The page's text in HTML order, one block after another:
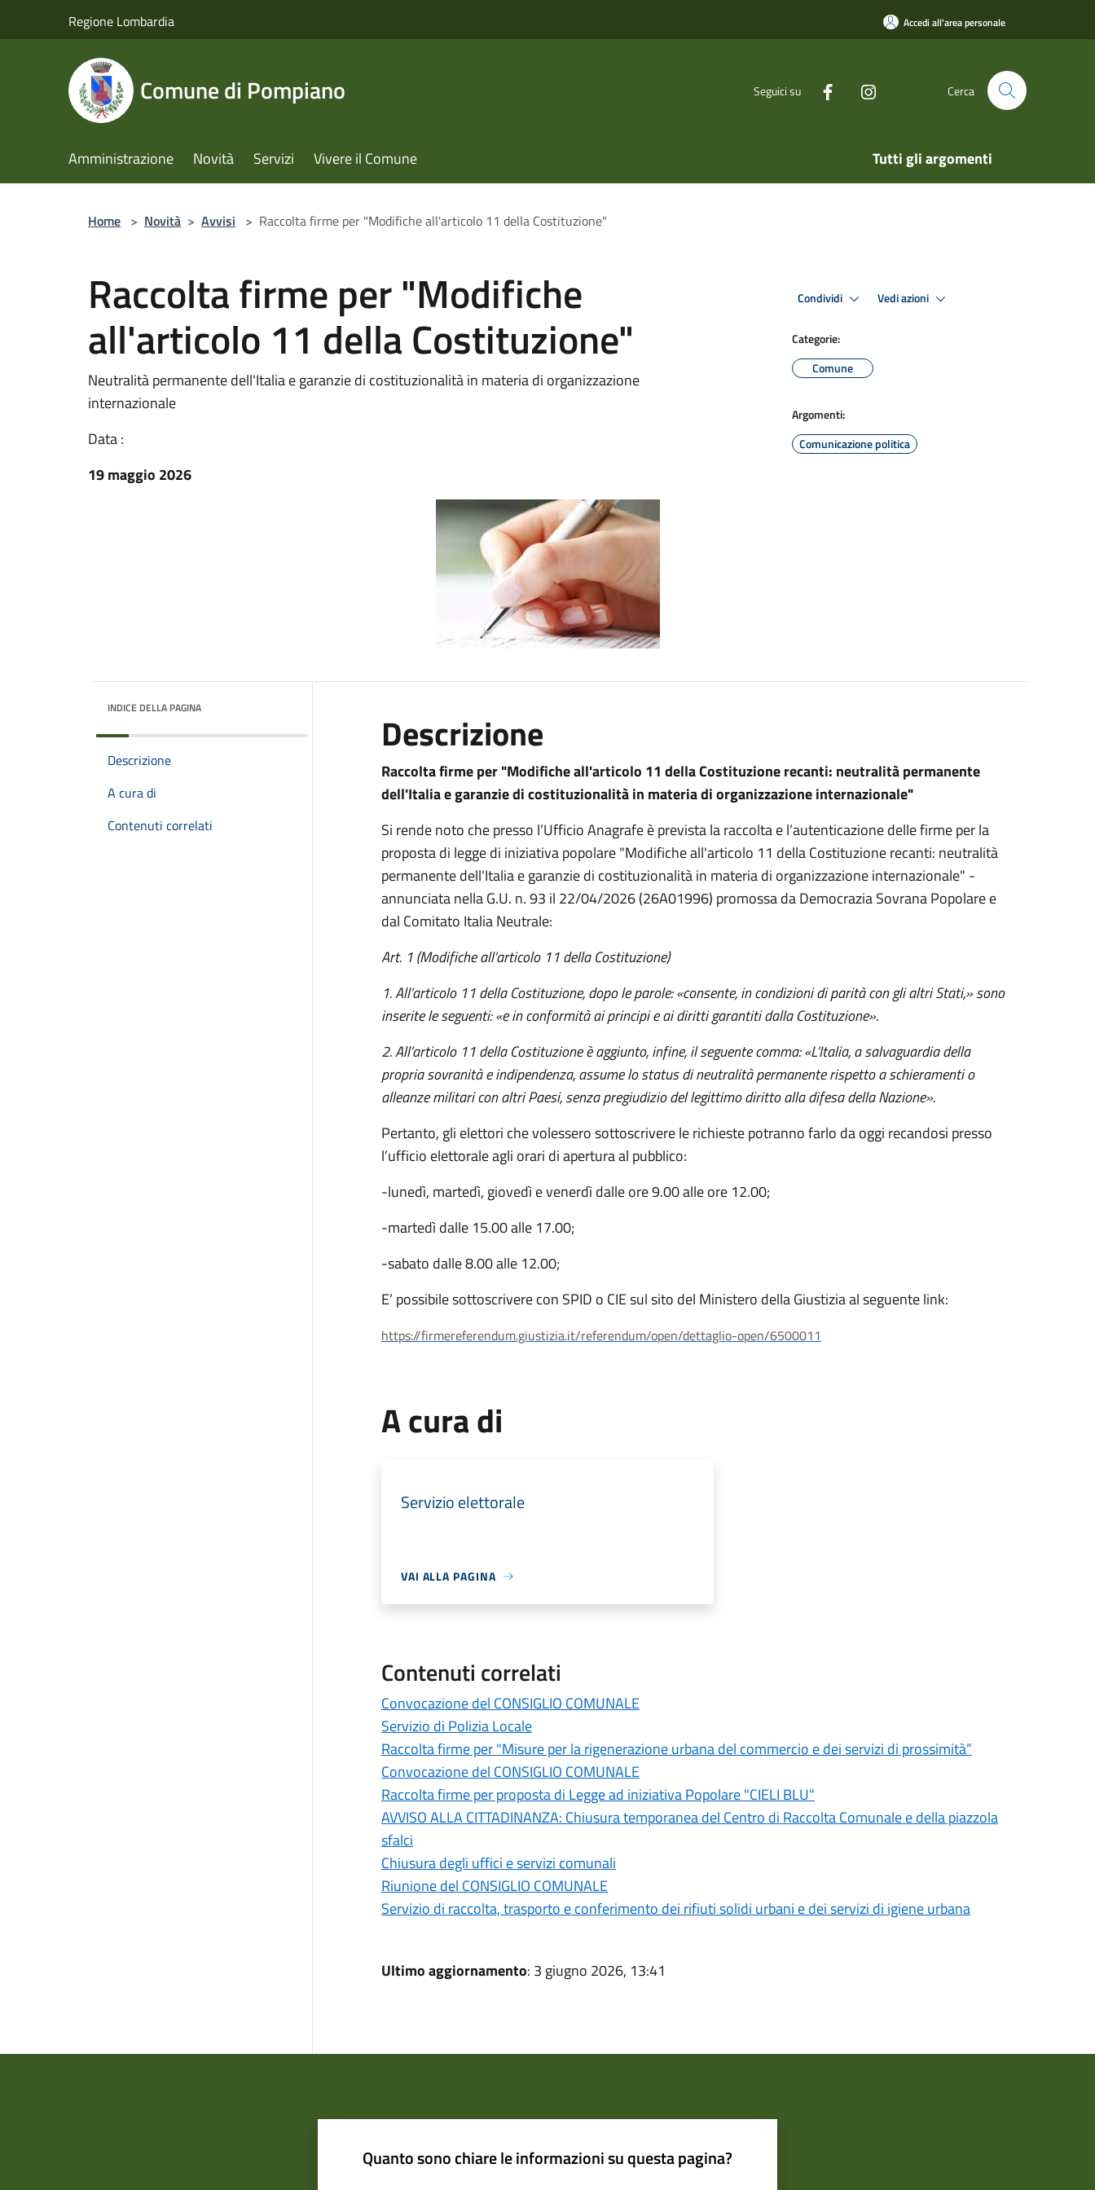
Regione Lombardia Accedi all'area personale
Comune di Pompiano Seguici su Cerca
Amministrazione Novità Servizi Vivere il Comune Tutti gli argomenti
Home > Novità > Avvisi > Raccolta firme per "Modifiche all'articolo 11 della Costituzione"
Raccolta firme per "Modifiche
all'articolo 11 della Costituzione"
Neutralità permanente dell'Italia e garanzie di costituzionalità in materia di organizzazione
internazionale
Data :
19 maggio 2026
Condividi Vedi azioni
Categorie:
Comune
Argomenti:
Comunicazione politica
INDICE DELLA PAGINA
Descrizione
A cura di
Contenuti correlati
Descrizione
Raccolta firme per "Modifiche all'articolo 11 della Costituzione recanti: neutralità permanente
dell'Italia e garanzie di costituzionalità in materia di organizzazione internazionale"
Si rende noto che presso l’Ufficio Anagrafe è prevista la raccolta e l’autenticazione delle firme per la
proposta di legge di iniziativa popolare "Modifiche all'articolo 11 della Costituzione recanti: neutralità
permanente dell'Italia e garanzie di costituzionalità in materia di organizzazione internazionale" -
annunciata nella G.U. n. 93 il 22/04/2026 (26A01996) promossa da Democrazia Sovrana Popolare e
dal Comitato Italia Neutrale:
Art. 1 (Modifiche all’articolo 11 della Costituzione)
1. All’articolo 11 della Costituzione, dopo le parole: «consente, in condizioni di parità con gli altri Stati,» sono
inserite le seguenti: «e in conformità ai principi e ai diritti garantiti dalla Costituzione».
2. All’articolo 11 della Costituzione è aggiunto, infine, il seguente comma: «L’Italia, a salvaguardia della
propria sovranità e indipendenza, assume lo status di neutralità permanente rispetto a schieramenti o
alleanze militari con altri Paesi, senza pregiudizio del legittimo diritto alla difesa della Nazione».
Pertanto, gli elettori che volessero sottoscrivere le richieste potranno farlo da oggi recandosi presso
l’ufficio elettorale agli orari di apertura al pubblico:
-lunedì, martedì, giovedì e venerdì dalle ore 9.00 alle ore 12.00;
-martedì dalle 15.00 alle 17.00;
-sabato dalle 8.00 alle 12.00;
E’ possibile sottoscrivere con SPID o CIE sul sito del Ministero della Giustizia al seguente link:
https://firmereferendum.giustizia.it/referendum/open/dettaglio-open/6500011
A cura di
Servizio elettorale
VAI ALLA PAGINA
Contenuti correlati
Convocazione del CONSIGLIO COMUNALE
Servizio di Polizia Locale
Raccolta firme per "Misure per la rigenerazione urbana del commercio e dei servizi di prossimità”
Convocazione del CONSIGLIO COMUNALE
Raccolta firme per proposta di Legge ad iniziativa Popolare "CIELI BLU"
AVVISO ALLA CITTADINANZA: Chiusura temporanea del Centro di Raccolta Comunale e della piazzola
sfalci
Chiusura degli uffici e servizi comunali
Riunione del CONSIGLIO COMUNALE
Servizio di raccolta, trasporto e conferimento dei rifiuti solidi urbani e dei servizi di igiene urbana
Ultimo aggiornamento: 3 giugno 2026, 13:41
Quanto sono chiare le informazioni su questa pagina?